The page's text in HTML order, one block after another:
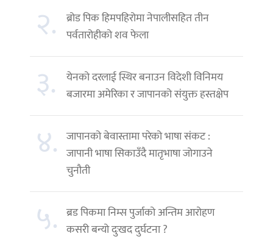
२. ब्रोड पिक हिमपहिरोमा नेपालीसहित तीन
पर्वतारोहीको शव फेला
३.
येनको दरलाई स्थिर बनाउन विदेशी विनिमय
बजारमा अमेरिका र जापानको संयुक्त हस्तक्षेप
४. जापानको बेवास्तामा परेको भाषा संकट :
जापानी भाषा सिकाउँदै मातृभाषा जोगाउने
चुनौती
५. ब्रड पिकमा निम्स पुर्जाको अन्तिम आरोहण
कसरी बन्यो दुःखद दुर्घटना ?